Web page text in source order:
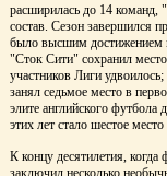
расширилась до 14 команд,
состав. Сезон завершился
было высшим достижением
"Сток Сити" сохранил
участников Лиги
занял седьмое место в
элите английского футбола
этих лет стало шестое
К концу десятилетия,
заключил несколько